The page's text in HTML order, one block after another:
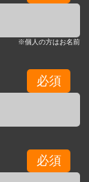
※個人の方はお名前
必須
必須